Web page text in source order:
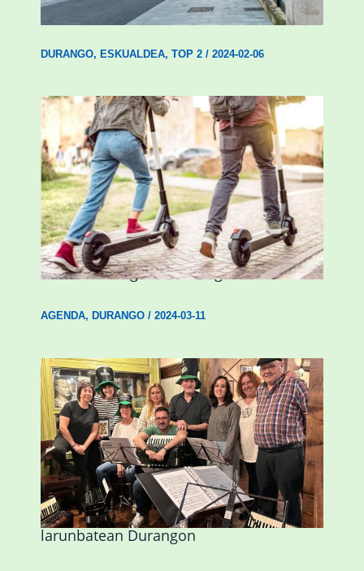
ordenantza izango du Durangok
DURANGO, ESKUALDEA, TOP 2/ 2024-02-06
Ostegun honetan “Oinezko
Nagusientzako Bide Segurtasuna”
hitzaldia izango da Durangon
AGENDA, DURANGO/ 2024-03-11
Herri Maite akordeoi taldeak S. Patrick
Irlandako patroia ospatuko du
larunbatean Durangon